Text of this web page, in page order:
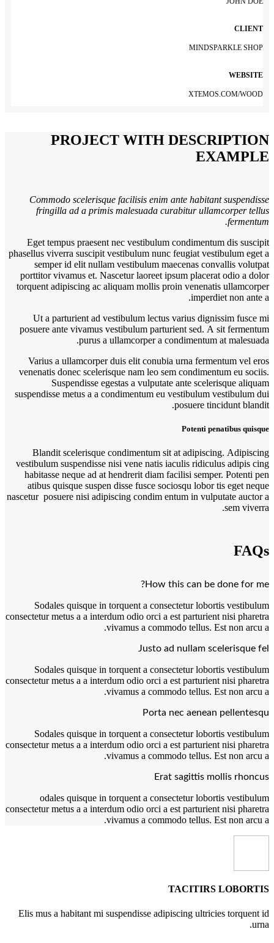
CLIENT
MINDSPARKLE SHOP
WEBSITE
XTEMOS.COM/WOOD
PROJECT WITH DESCRIPTION
EXAMPLE
Commodo scelerisque facilisis enim ante habitant suspendisse
fringilla ad a primis malesuada curabitur ullamcorper tellus
fermentum.
Eget tempus praesent nec vestibulum condimentum dis suscipit
phasellus viverra suscipit vestibulum nunc feugiat vestibulum eget a
semper id elit nullam vestibulum maecenas convallis volutpat
porttitor vivamus et. Nascetur laoreet ipsum placerat odio a dolor
torquent adipiscing ac aliquam mollis proin venenatis ullamcorper
imperdiet non ante a.
Ut a parturient ad vestibulum lectus varius dignissim fusce mi
posuere ante vivamus vestibulum parturient sed. A sit fermentum
purus a ullamcorper a condimentum at malesuada.
Varius a ullamcorper duis elit conubia urna fermentum vel eros
venenatis donec scelerisque nam leo sem condimentum eu sociis.
Suspendisse egestas a vulputate ante scelerisque aliquam
suspendisse metus a a condimentum eu vestibulum vestibulum dui
posuere tincidunt blandit.
Potenti penatibus quisque
Blandit scelerisque condimentum sit at adipiscing. Adipiscing
vestibulum suspendisse nisi vene natis iaculis ridiculus adipis cing
habitasse neque ad at hendrerit diam facilisi semper. Potenti pen
atibus quisque suspen disse fusce sociosqu lobor tis eget neque
nascetur posuere nisi adipiscing condim entum in vulputate auctor a
sem viverra.
FAQs
How this can be done for me?
Sodales quisque in torquent a consectetur lobortis vestibulum
consectetur metus a a interdum odio orci a est parturient nisi pharetra
vivamus a commodo tellus. Est non arcu a.
Justo ad nullam scelerisque fel
Sodales quisque in torquent a consectetur lobortis vestibulum
consectetur metus a a interdum odio orci a est parturient nisi pharetra
vivamus a commodo tellus. Est non arcu a.
Porta nec aenean pellentesqu
Sodales quisque in torquent a consectetur lobortis vestibulum
consectetur metus a a interdum odio orci a est parturient nisi pharetra
vivamus a commodo tellus. Est non arcu a.
Erat sagittis mollis rhoncus
odales quisque in torquent a consectetur lobortis vestibulum
consectetur metus a a interdum odio orci a est parturient nisi pharetra
vivamus a commodo tellus. Est non arcu a.
TACITIRS LOBORTIS
Elis mus a habitant mi suspendisse adipiscing ultricies torquent id
urna.